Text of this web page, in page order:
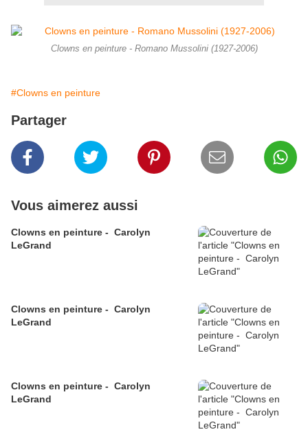
Clowns en peinture - Romano Mussolini (1927-2006)
#Clowns en peinture
Partager
Vous aimerez aussi
Clowns en peinture - Carolyn
LeGrand
Clowns en peinture - Carolyn
LeGrand
Clowns en peinture - Carolyn
LeGrand